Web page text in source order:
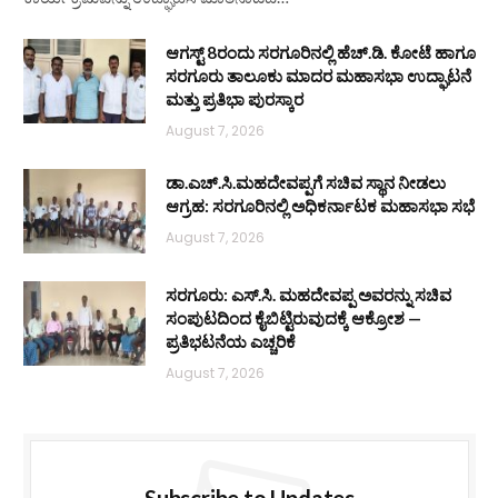
ಆಗಸ್ಟ್ 8ರಂದು ಸರಗೂರಿನಲ್ಲಿ ಹೆಚ್.ಡಿ. ಕೋಟೆ ಹಾಗೂ
ಸರಗೂರು ತಾಲೂಕು ಮಾದರ ಮಹಾಸಭಾ ಉದ್ಘಾಟನೆ
ಮತ್ತು ಪ್ರತಿಭಾ ಪುರಸ್ಕಾರ
August 7, 2026
ಡಾ.ಎಚ್.ಸಿ.ಮಹದೇವಪ್ಪಗೆ ಸಚಿವ ಸ್ಥಾನ ನೀಡಲು
ಆಗ್ರಹ: ಸರಗೂರಿನಲ್ಲಿ ಅಧಿಕರ್ನಾಟಕ ಮಹಾಸಭಾ ಸಭೆ
August 7, 2026
ಸರಗೂರು: ಎಸ್.ಸಿ. ಮಹದೇವಪ್ಪ ಅವರನ್ನು ಸಚಿವ
ಸಂಪುಟದಿಂದ ಕೈಬಿಟ್ಟಿರುವುದಕ್ಕೆ ಆಕ್ರೋಶ —
ಪ್ರತಿಭಟನೆಯ ಎಚ್ಚರಿಕೆ
August 7, 2026